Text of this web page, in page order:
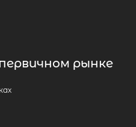
рынке